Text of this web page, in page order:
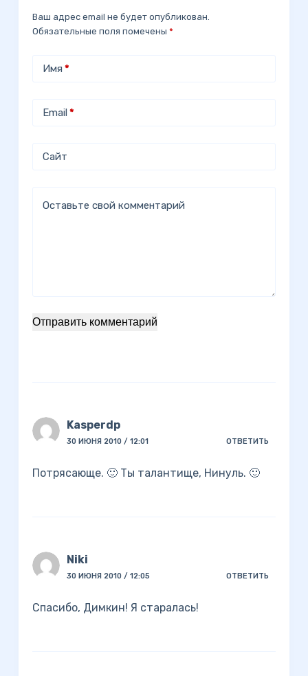
Ваш адрес email не будет опубликован.
Обязательные поля помечены *
Имя *
Email*
Сайт
Оставьте свой комментарий
Отправить комментарий
Kasperdp
30 ИЮНЯ 2010 / 12:01 ОТВЕТИТЬ
Потрясающе. 🙂 Ты талантище, Нинуль. 🙂
Niki
30 ИЮНЯ 2010 / 12:05 ОТВЕТИТЬ
Спасибо, Димкин! Я старалась!